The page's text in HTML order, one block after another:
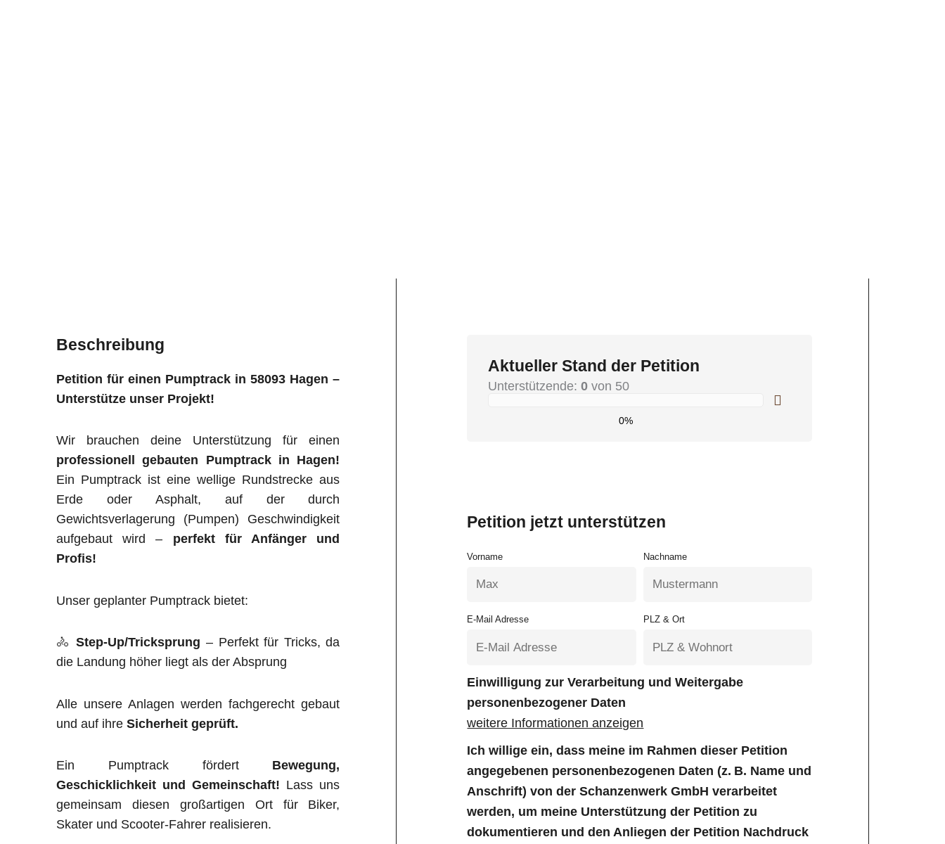
Beschreibung
Petition für einen Pumptrack in 58093 Hagen –
Unterstütze unser Projekt!
Wir brauchen deine Unterstützung für einen
professionell gebauten Pumptrack in Hagen!
Ein Pumptrack ist eine wellige Rundstrecke aus
Erde oder Asphalt, auf der durch
Gewichtsverlagerung (Pumpen) Geschwindigkeit
aufgebaut wird – perfekt für Anfänger und
Profis!
Unser geplanter Pumptrack bietet:
🚴Step-Up/Tricksprung – Perfekt für Tricks, da
die Landung höher liegt als der Absprung
Alle unsere Anlagen werden fachgerecht gebaut
und auf ihre Sicherheit geprüft.
Ein Pumptrack fördert Bewegung,
Geschicklichkeit und Gemeinschaft! Lass uns
gemeinsam diesen großartigen Ort für Biker,
Skater und Scooter-Fahrer realisieren.
Aktueller Stand der Petition
Unterstützende:0 von 50
0%
Petition jetzt unterstützen
Vorname Nachname
E-Mail Adresse PLZ & Ort
Einwilligung zur Verarbeitung und Weitergabe
personenbezogener Daten
weitere Informationen anzeigen
Ich willige ein, dass meine im Rahmen dieser Petition
angegebenen personenbezogenen Daten (z. B. Name und
Anschrift) von der Schanzenwerk GmbH verarbeitet
werden, um meine Unterstützung der Petition zu
dokumentieren und den Anliegen der Petition Nachdruck